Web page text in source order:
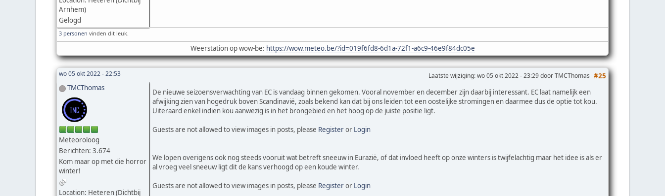
Arnhem)
Gelogd
3 personen vinden dit leuk.
Weerstation op wow-be: https://wow.meteo.be/?id=019f6fd8-6d1a-72f1-a6c9-46e9f84dc05e
wo 05 okt 2022 - 22:53 #25
Laatste wijziging: wo 05 okt 2022 - 23:29 door TMCThomas
TMCThomas
Meteoroloog
Berichten: 3.674
Kom maar op met die horror
winter!
Location: Heteren (Dichtbij
De nieuwe seizoensverwachting van EC is vandaag binnen gekomen. Vooral november en december zijn daarbij interessant. EC laat namelijk een
afwijking zien van hogedruk boven Scandinavië, zoals bekend kan dat bij ons leiden tot een oostelijke stromingen en daarmee dus de optie tot kou.
Uiteraard enkel indien kou aanwezig is in het brongebied en het hoog op de juiste positie ligt.
Guests are not allowed to view images in posts, please Registeror Login
We lopen overigens ook nog steeds vooruit wat betreft sneeuw in Eurazië, of dat invloed heeft op onze winters is twijfelachtig maar het idee is als er
al vroeg veel sneeuw ligt dit de kans verhoogd op een koude winter.
Guests are not allowed to view images in posts, please Registeror Login